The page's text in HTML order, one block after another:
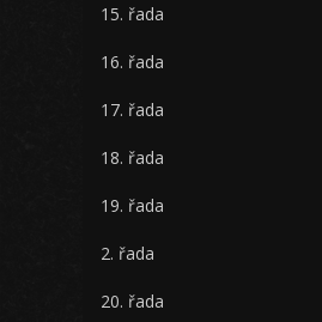
15. řada
16. řada
17. řada
18. řada
19. řada
2. řada
20. řada